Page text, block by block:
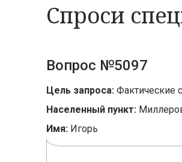
Спроси
Вопрос №5097
Цель запроса: Фактические
Населенный пункт:
Имя: Игорь